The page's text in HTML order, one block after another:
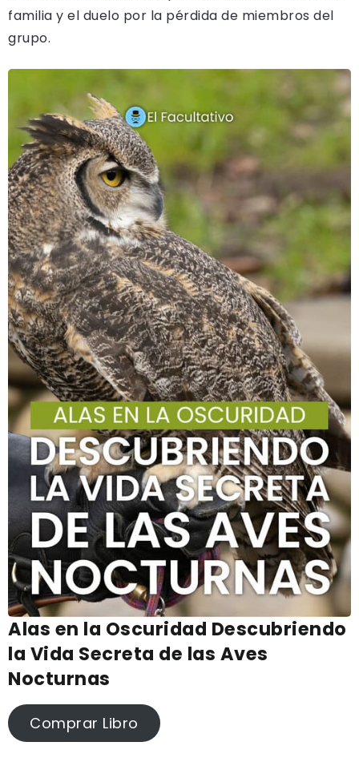
familia y el duelo por la pérdida de miembros del
grupo.
Alas en la Oscuridad Descubriendo
la Vida Secreta de las Aves
Nocturnas
Comprar Libro